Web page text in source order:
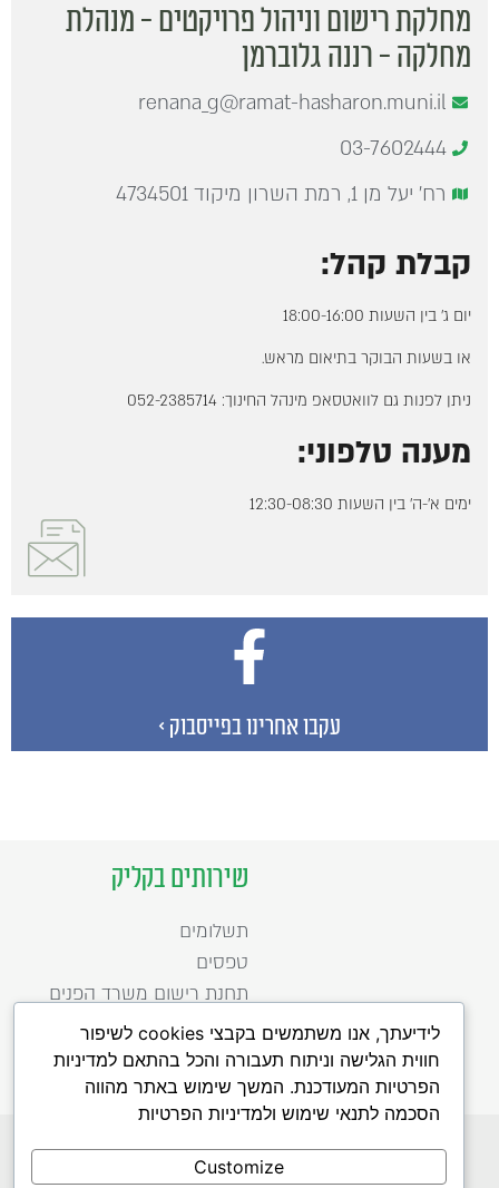
מחלקת רישום וניהול פרויקטים - מנהלת
מחלקה - רננה גלוברמן
renana_g@ramat-hasharon.muni.il
03-7602444
רח' יעל מן 1, רמת השרון מיקוד 4734501
קבלת קהל:
יום ג' בין השעות 18:00-16:00
או בשעות הבוקר בתיאום מראש.
ניתן לפנות גם לוואטסאפ מינהל החינוך: 052-2385714
מענה טלפוני:
ימים א'-ה' בין השעות 12:30-08:30
עקבו אחרינו בפייסבוק >
שירותים בקליק
תשלומים
טפסים
תחנת רישום משרד הפנים
לדיווח על תקלות באתר לחצו כאן
הצהרת נגישות
לידיעתך, אנו משתמשים בקבצי cookies לשיפור
חווית הגלישה וניתוח תעבורה והכל בהתאם למדיניות
הפרטיות המעודכנת. המשך שימוש באתר מהווה
הסכמה לתנאי שימוש ולמדיניות הפרטיות
Customize